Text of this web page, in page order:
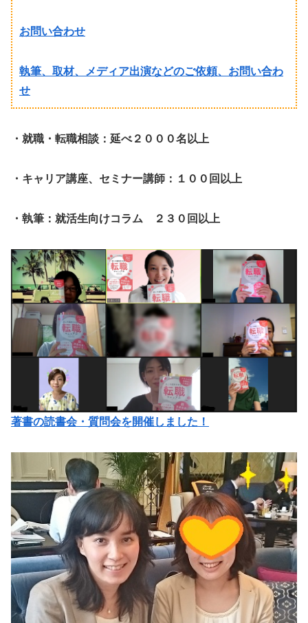
お問い合わせ
執筆、取材、メディア出演などのご依頼、お問い合わ
せ
・就職・転職相談：延べ２０００名以上
・キャリア講座、セミナー講師：１００回以上
・執筆：就活生向けコラム ２３０回以上
著書の読書会・質問会を開催しました！